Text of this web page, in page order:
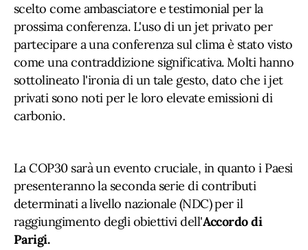
scelto come ambasciatore e testimonial per la
prossima conferenza. L'uso di un jet privato per
partecipare a una conferenza sul clima è stato visto
come una contraddizione significativa. Molti hanno
sottolineato l'ironia di un tale gesto, dato che i jet
privati sono noti per le loro elevate emissioni di
carbonio.
La COP30 sarà un evento cruciale, in quanto i Paesi
presenteranno la seconda serie di contributi
determinati a livello nazionale (NDC) per il
raggiungimento degli obiettivi dell'Accordo di
Parigi.